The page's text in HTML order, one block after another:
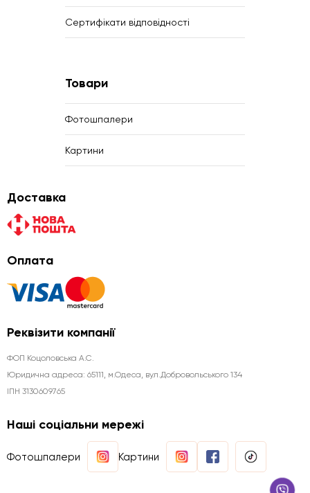
Сертифікати відповідності
Товари
Фотошпалери
Картини
Доставка
Оплата
Реквізити компанії
ФОП Коцоловська А.С.
Юридична aдреса: 65111, м.Одеса, вул.Добровольського 134
ІПН 3130609765
Наші соціальни мережі
Фотошпалери Картини